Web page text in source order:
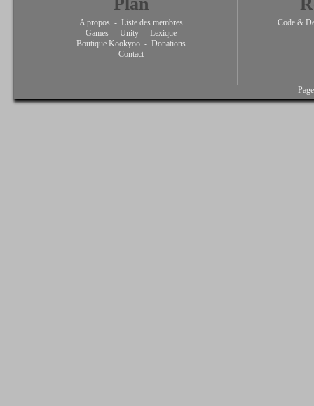
A propos - Liste des membres
Games - Unity - Lexique
Boutique Kookyoo - Donations
Contact
Code &